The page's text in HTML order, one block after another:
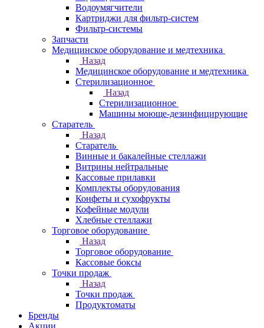
Водоумягчители
Картриджи для фильтр-систем
Фильтр-системы
Запчасти
Медицинское оборудование и медтехника
Назад
Медицинское оборудование и медтехника
Стерилизационное
Назад
Стерилизационное
Машины моюще-дезинфицирующие
Старатель
Назад
Старатель
Винные и бакалейные стеллажи
Витрины нейтральные
Кассовые прилавки
Комплекты оборудования
Конфеты и сухофрукты
Кофейные модули
Хлебные стеллажи
Торговое оборудование
Назад
Торговое оборудование
Кассовые боксы
Точки продаж
Назад
Точки продаж
Продуктоматы
Бренды
Акции